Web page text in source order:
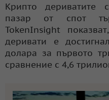
Крипто дериватите
пазар от спот
TokenInsight
деривати е
долара за първото
сравнение с 4,6